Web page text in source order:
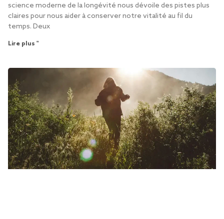
science moderne de la longévité nous dévoile des pistes plus
claires pour nous aider à conserver notre vitalité au fil du
temps. Deux
Lire plus "